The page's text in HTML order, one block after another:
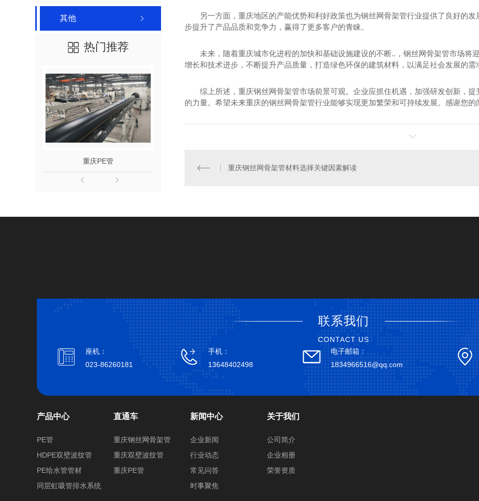
其他
热门推荐
重庆PE管
另一方面，重庆地区的产能优势和利好政策也为钢丝网骨架管行业提供了良好的
步提升了产品品质和竞争力，赢得了更多客户的青睐。
未来，随着重庆城市化进程的加快和基础设施建设的不断..，钢丝网骨架管市场将
增长和技术进步，不断提升产品质量，打造绿色环保的建筑材料，以满足社会发展的需
综上所述，重庆钢丝网骨架管市场前景可观。企业应抓住机遇，加强研发创新，
的力量。希望未来重庆的钢丝网骨架管行业能够实现更加繁荣和可持续发展。感谢您的
重庆钢丝网骨架管材料选择关键因素解读
联系我们
CONTACT US
座机：
023-86260181
手机：
13648402498
电子邮箱：
1834966516@qq.com
产品中心
PE管
HDPE双壁波纹管
PE给水管管材
同层虹吸管排水系统
直通车
重庆钢丝网骨架管
重庆双壁波纹管
重庆PE管
新闻中心
企业新闻
行业动态
常见问答
时事聚焦
关于我们
公司简介
企业相册
荣誉资质